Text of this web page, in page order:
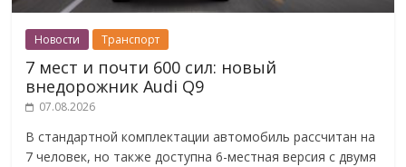
Новости Транспорт
7 мест и почти 600 сил: новый
внедорожник Audi Q9
07.08.2026
В стандартной комплектации автомобиль рассчитан на
7 человек, но также доступна 6-местная версия с двумя